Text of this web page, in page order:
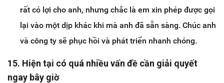
rất có lợi cho anh, nhưng chắc là em xin phép được gọi
lại vào một dịp khác khi mà anh đã sẵn sàng. Chúc anh
và công ty sẽ phục hồi và phát triển nhanh chóng.
15. Hiện tại có quá nhiều vấn đề cần giải quyết
ngay bây giờ